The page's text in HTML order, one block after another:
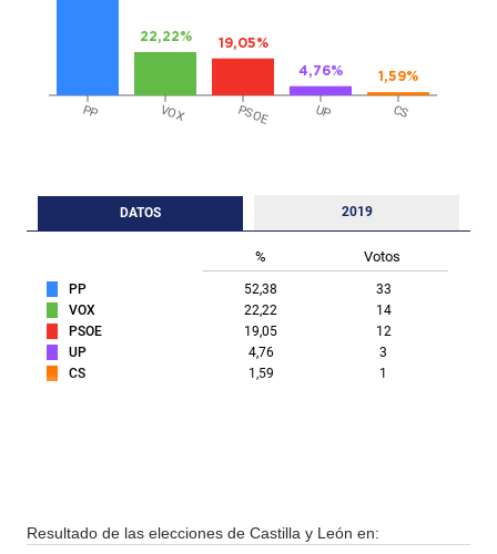
PP VOX PSOE UP CS
22,22%
19,05%
4,76%
1,59%
DATOS 2019
% Votos
PP 52,38
33
VOX
22,22
14
PSOE
19,05
12
UP
4,76
3
CS
1,59 1
Resultado de las elecciones de Castilla y León en: